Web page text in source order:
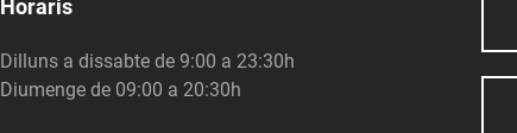
Horaris
Dilluns a dissabte de 9:00 a 23:30h
Diumenge de 09:00 a 20:30h